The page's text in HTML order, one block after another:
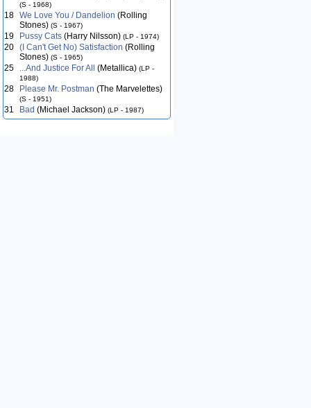
(S - 1968)
18 We Love You / Dandelion (Rolling
Stones) (S - 1967)
19 Pussy Cats (Harry Nilsson) (LP - 1974)
20 (I Can't Get No) Satisfaction (Rolling
Stones) (S - 1965)
25 ...And Justice For All (Metallica) (LP -
1988)
28 Please Mr. Postman (The Marvelettes)
(S - 1951)
31 Bad (Michael Jackson) (LP - 1987)